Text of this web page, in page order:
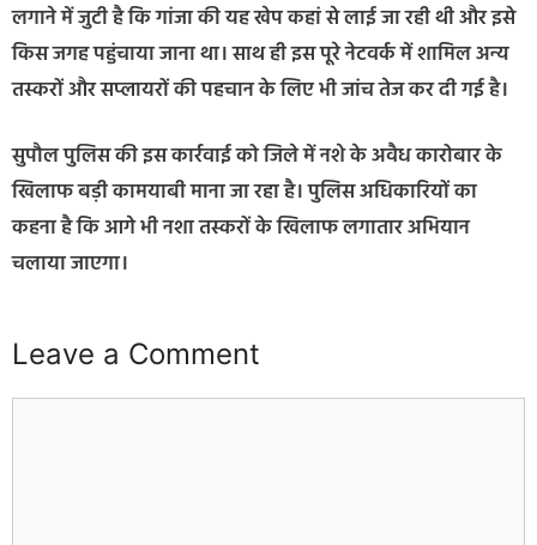
लगाने में जुटी है कि गांजा की यह खेप कहां से लाई जा रही थी और इसे
किस जगह पहुंचाया जाना था। साथ ही इस पूरे नेटवर्क में शामिल अन्य
तस्करों और सप्लायरों की पहचान के लिए भी जांच तेज कर दी गई है।
सुपौल पुलिस की इस कार्रवाई को जिले में नशे के अवैध कारोबार के
खिलाफ बड़ी कामयाबी माना जा रहा है। पुलिस अधिकारियों का
कहना है कि आगे भी नशा तस्करों के खिलाफ लगातार अभियान
चलाया जाएगा।
Leave a Comment